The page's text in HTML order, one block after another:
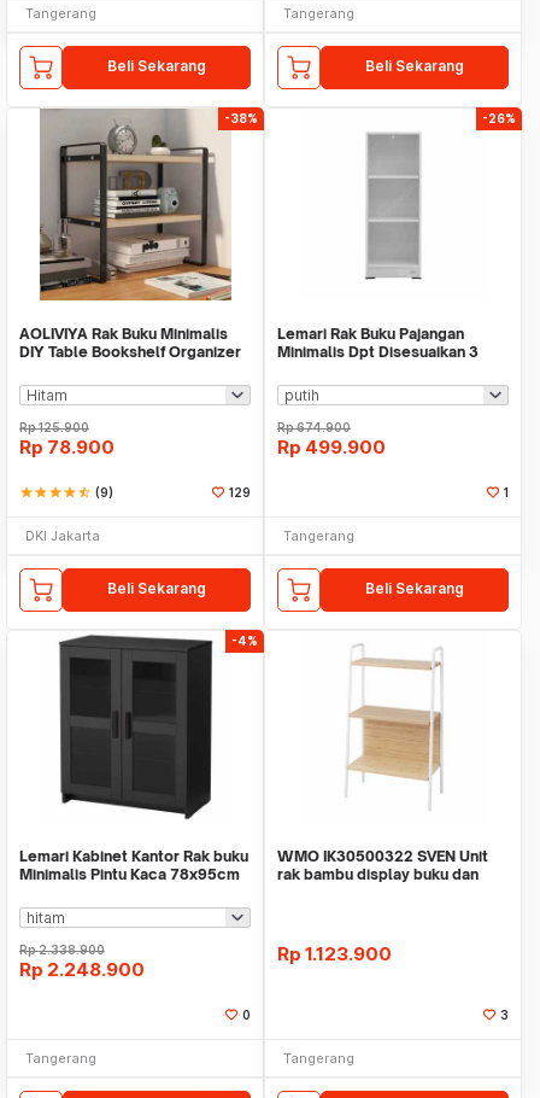
Tangerang
Beli Sekarang
Tangerang
Beli Sekarang
-38%
AOLIVIYA Rak Buku Minimalis
DIY Table Bookshelf Organizer
Rp125.900
Rp 78.900
starstarstarstarstar_half (9) 129
DKI Jakarta
Beli Sekarang
-26%
Lemari Rak Buku Pajangan
Minimalis Dpt Disesuaikan 3
Rp674.900
Rp 499.900
1
Tangerang
Beli Sekarang
-4%
Lemari Kabinet Kantor Rak buku
Minimalis Pintu Kaca 78x95cm
Rp2.338.900
Rp 2.248.900
0
Tangerang
WMO IK30500322 SVEN Unit
rak bambu display buku dan
Rp 1.123.900
3
Tangerang